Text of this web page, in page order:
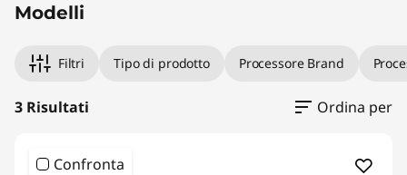
Modelli
Filtri Tipo di prodotto Processore Brand
3 Risultati Ordina per
Confronta